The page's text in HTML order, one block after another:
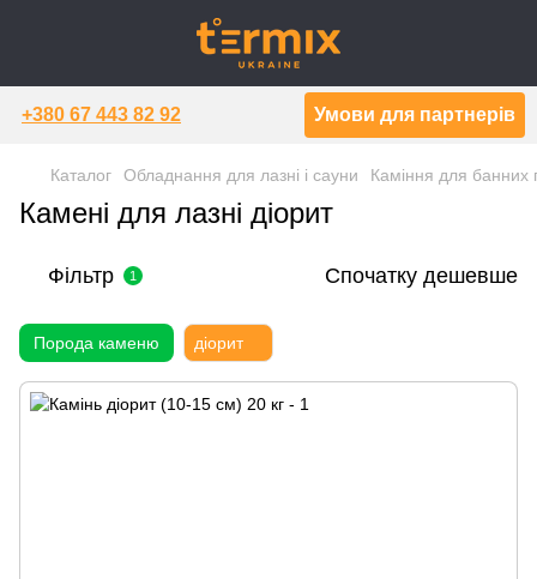
+380 67 443 82 92 Умови для партнерів
Каталог Обладнання для лазні і сауни Каміння для банних
Камені для лазні діорит
Фільтр 1 Спочатку дешевше
Порода каменю діорит